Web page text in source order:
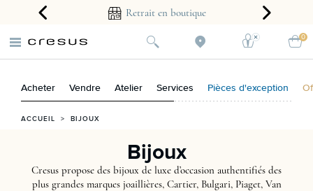
2 ans Retrait en boutique
0
Acheter Vendre Atelier Services Pièces d'exception
ACCUEIL > BIJOUX
Bijoux
Cresus propose des bijoux de luxe d’occasion authentifiés des
plus grandes marques joaillières, Cartier, Bulgari, Piaget, Van